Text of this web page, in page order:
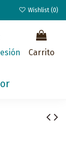
Wishlist (0)
Carrito